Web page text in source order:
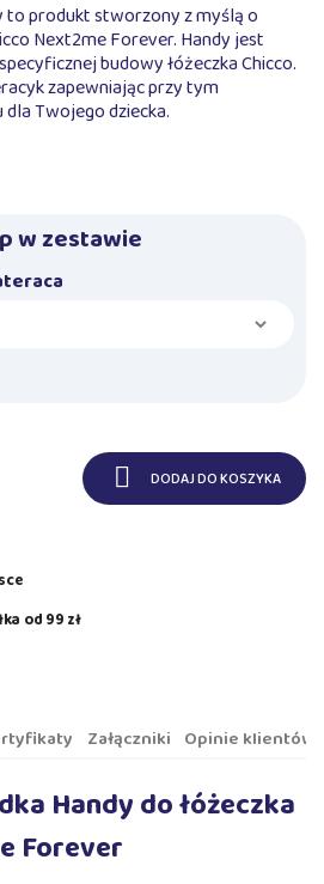
to produkt stworzony z myślą o
Next2me Forever. Handy jest
budowy łóżeczka Chicco.
zapewniając przy tym
Twojego dziecka.
w zestawie
 DODAJ DO KOSZYKA
od 99 zł
Załączniki Opinie klientów
Handy do łóżeczka
Forever